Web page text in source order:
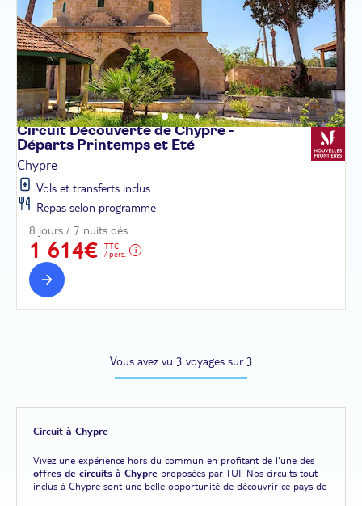
Circuit Découverte de Chypre -
Départs Printemps et Eté
Chypre
Vols et transferts inclus
Repas selon programme
8 jours / 7 nuits dès
1 614€
TTC
/ pers.
Vous avez vu 3 voyages sur 3
Circuit à Chypre
Vivez une expérience hors du commun en profitant de l'une des
offres de circuits à Chypre proposées par TUI. Nos circuits tout
inclus à Chypre sont une belle opportunité de découvrir ce pays de